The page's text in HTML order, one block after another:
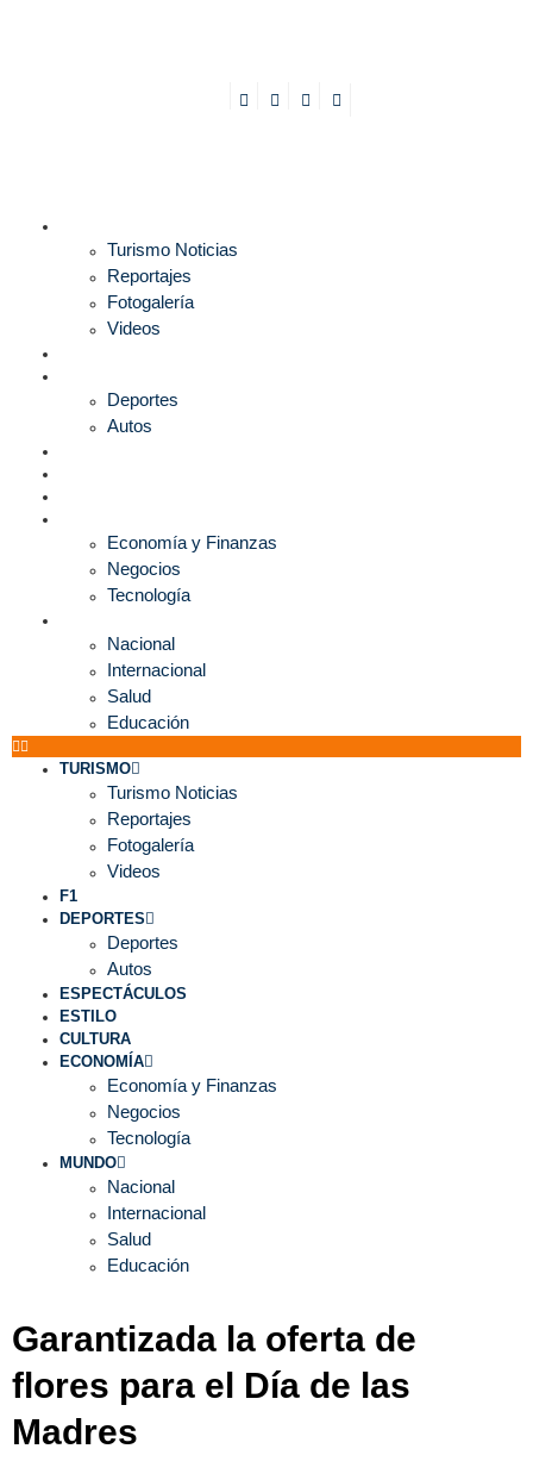
Turismo Noticias
Reportajes
Fotogalería
Videos
Deportes
Autos
Economía y Finanzas
Negocios
Tecnología
Nacional
Internacional
Salud
Educación
TURISMO
Turismo Noticias
Reportajes
Fotogalería
Videos
F1
DEPORTES
Deportes
Autos
ESPECTÁCULOS
ESTILO
CULTURA
ECONOMÍA
Economía y Finanzas
Negocios
Tecnología
MUNDO
Nacional
Internacional
Salud
Educación
Garantizada la oferta de
flores para el Día de las
Madres